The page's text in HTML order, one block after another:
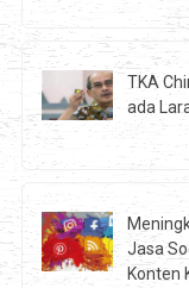
TKA
ada
Jasa
Konten